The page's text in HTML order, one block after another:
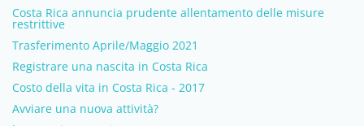
Costa Rica annuncia prudente allentamento delle misure
restrittive
Trasferimento Aprile/Maggio 2021
Registrare una nascita in Costa Rica
Costo della vita in Costa Rica - 2017
Avviare una nuova attività?